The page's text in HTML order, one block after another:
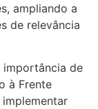
ampliando a
de relevância
importância de
à Frente